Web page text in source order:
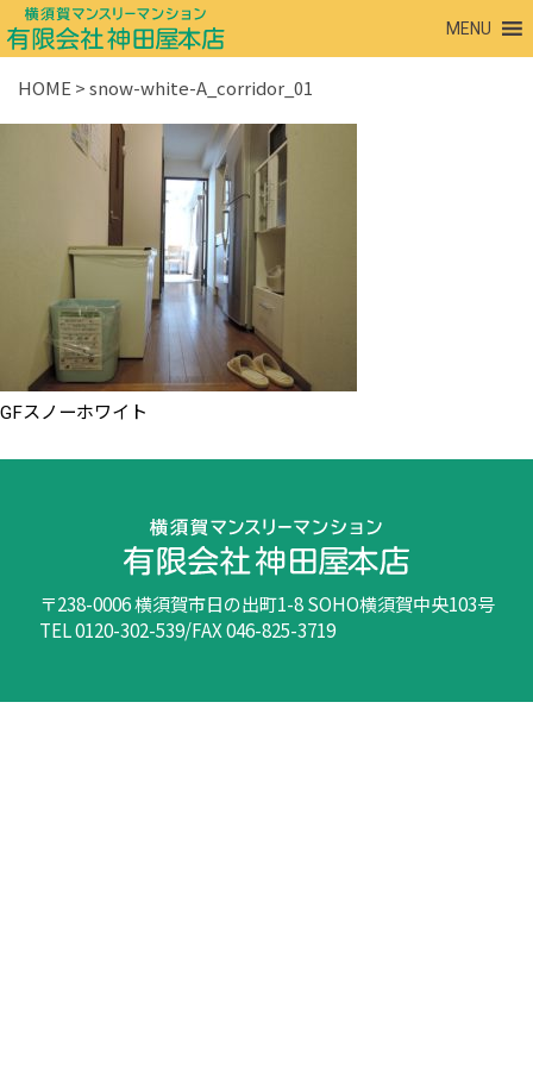
MENU
HOME >snow-white-A_corridor_01
GFスノーホワイト
〒238-0006 横須賀市日の出町1-8 SOHO横須賀中央103号
TEL 0120-302-539/FAX 046-825-3719